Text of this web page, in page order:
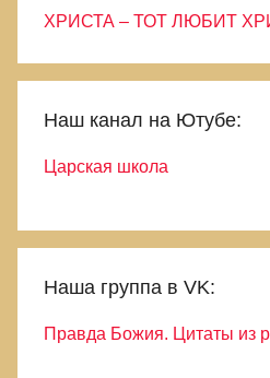
ХРИСТА – ТОТ ЛЮБИТ
Наш канал на Ютубе:
Царская школа
Наша группа в VK:
Правда Божия. Цитаты из